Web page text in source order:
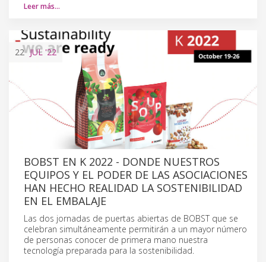
Leer más…
22 JUL '22
BOBST EN K 2022 - DONDE NUESTROS
EQUIPOS Y EL PODER DE LAS ASOCIACIONES
HAN HECHO REALIDAD LA SOSTENIBILIDAD
EN EL EMBALAJE
Las dos jornadas de puertas abiertas de BOBST que se
celebran simultáneamente permitirán a un mayor número
de personas conocer de primera mano nuestra
tecnología preparada para la sostenibilidad.